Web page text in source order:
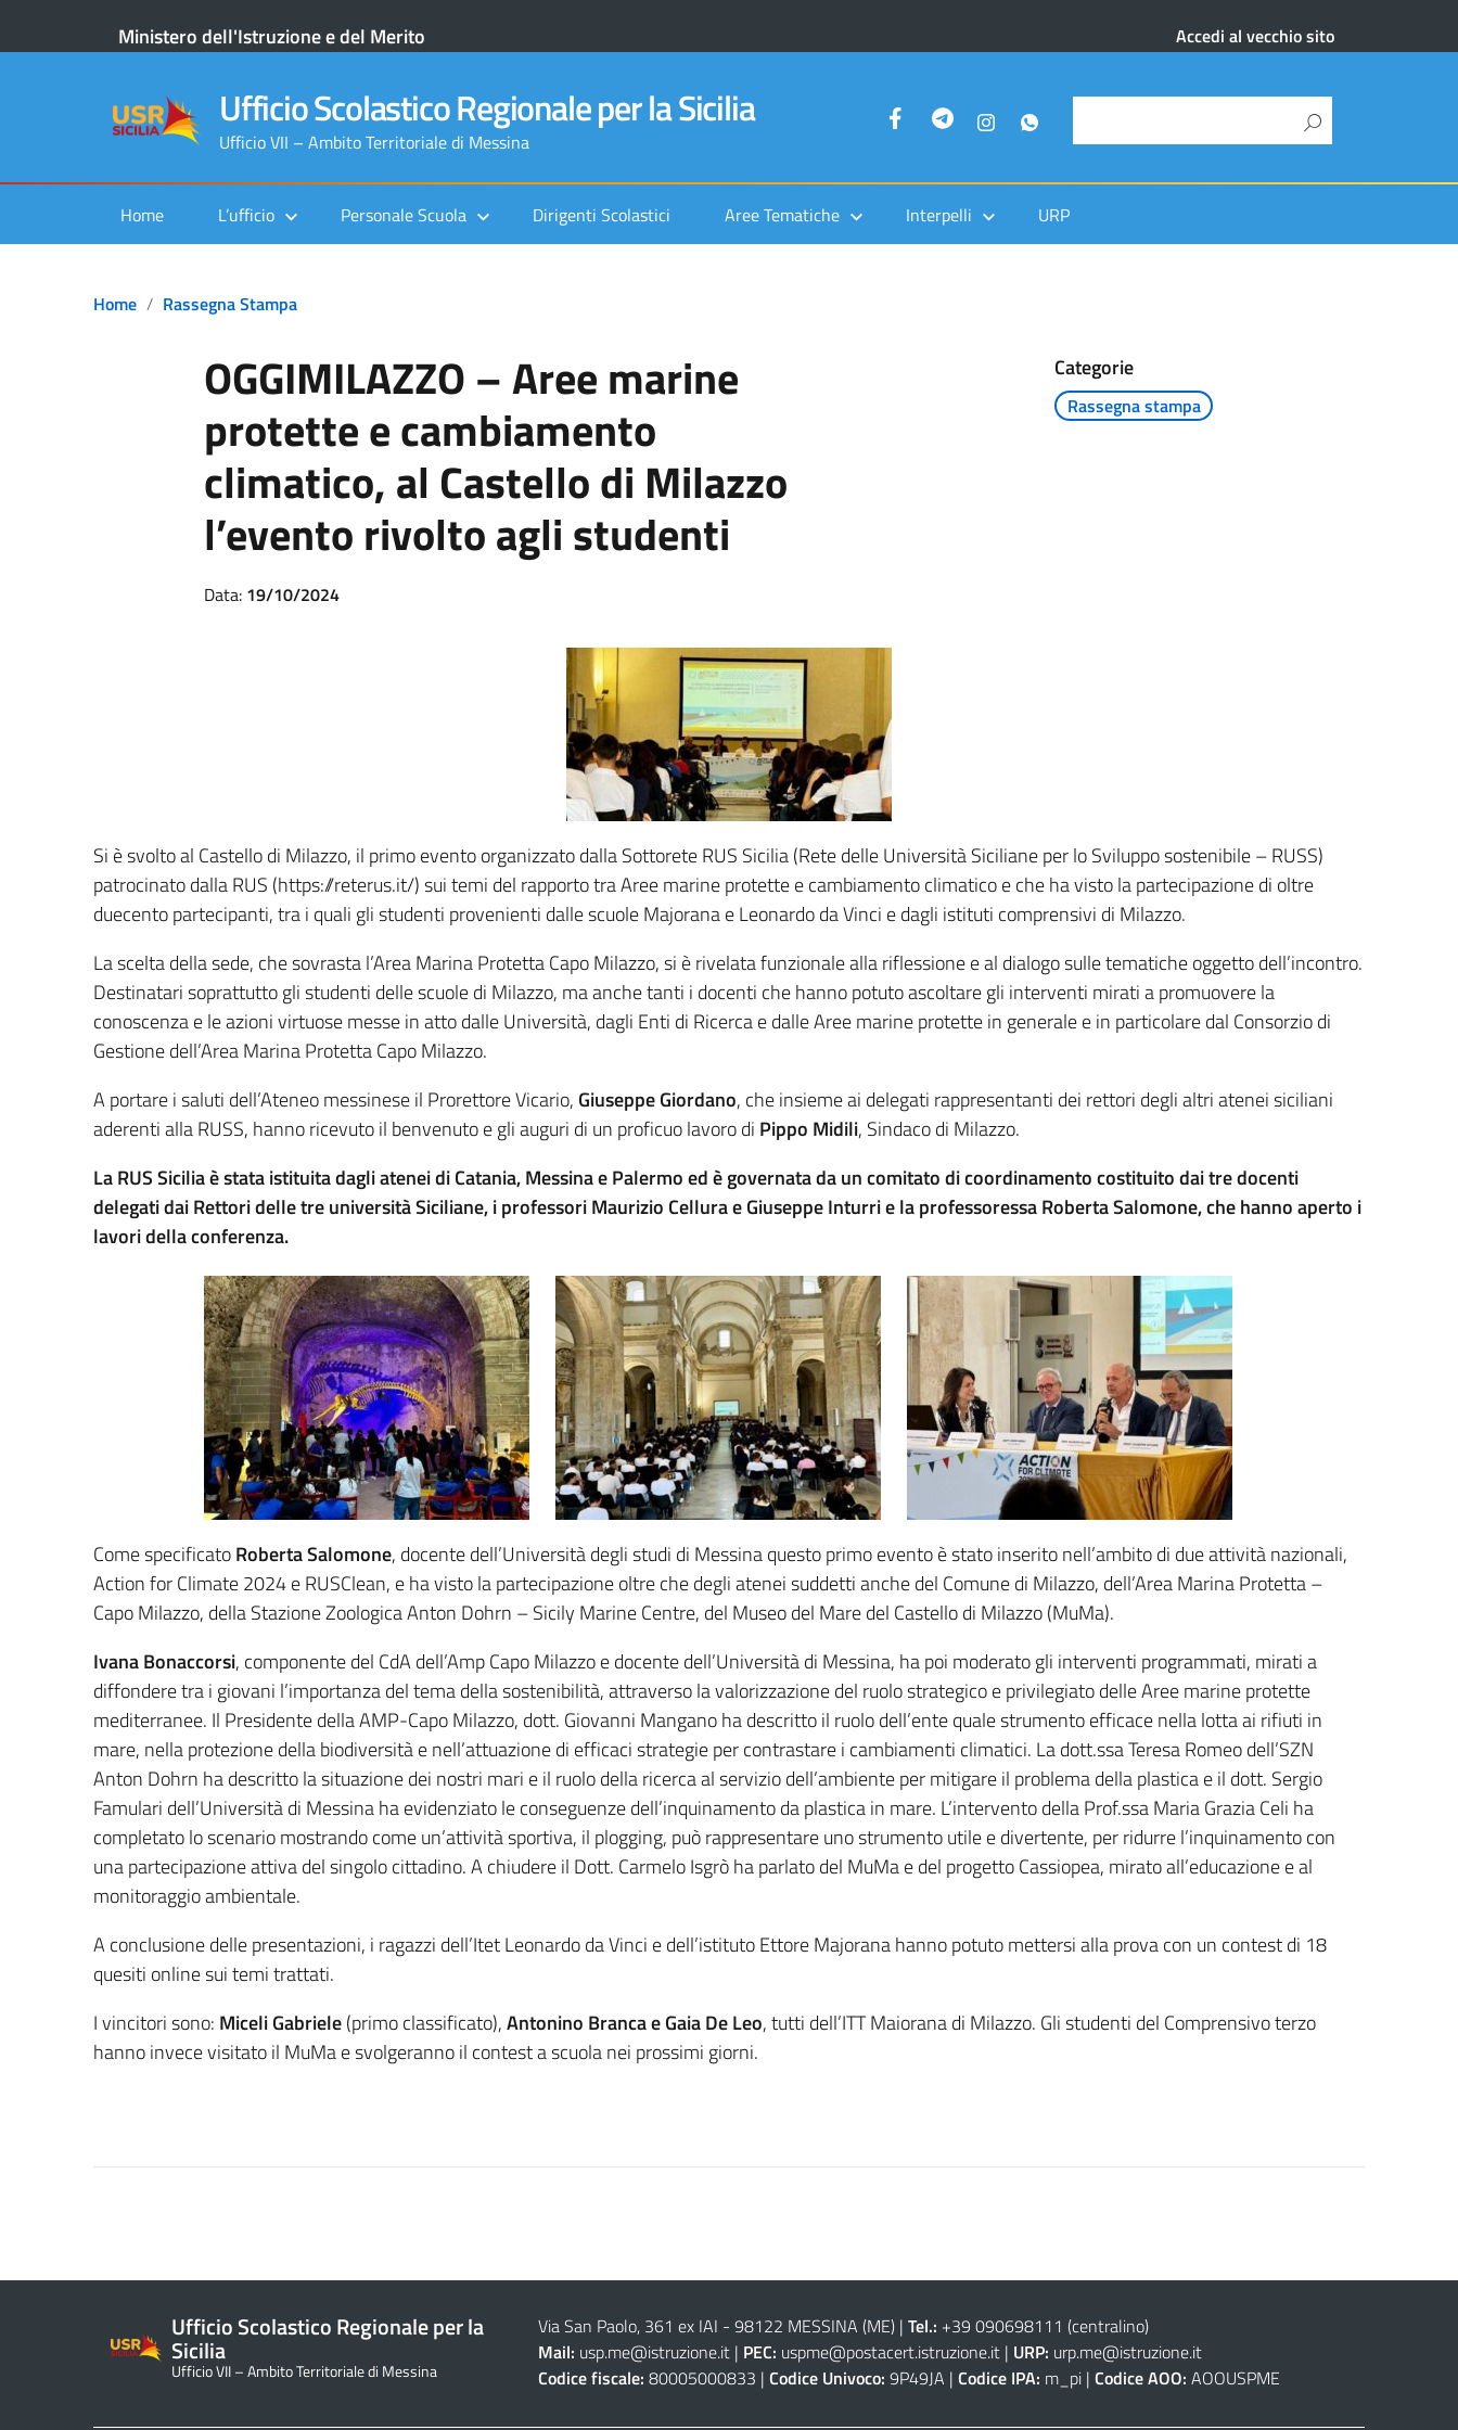
Ministero dell'Istruzione e del Merito Accedi al vecchio sito
Ufficio Scolastico Regionale per la Sicilia
Ufficio VII – Ambito Territoriale di Messina
Home L’ufficio Personale Scuola Dirigenti Scolastici Aree Tematiche Interpelli URP
Home Rassegna Stampa
OGGIMILAZZO – Aree marine
protette e cambiamento
climatico, al Castello di Milazzo
l’evento rivolto agli studenti
Categorie
Rassegna stampa
Data: 19/10/2024
Si è svolto al Castello di Milazzo, il primo evento organizzato dalla Sottorete RUS Sicilia (Rete delle Università Siciliane per lo Sviluppo sostenibile – RUSS)
patrocinato dalla RUS (https://reterus.it/) sui temi del rapporto tra Aree marine protette e cambiamento climatico e che ha visto la partecipazione di oltre
duecento partecipanti, tra i quali gli studenti provenienti dalle scuole Majorana e Leonardo da Vinci e dagli istituti comprensivi di Milazzo.
La scelta della sede, che sovrasta l’Area Marina Protetta Capo Milazzo, si è rivelata funzionale alla riflessione e al dialogo sulle tematiche oggetto dell’incontro.
Destinatari soprattutto gli studenti delle scuole di Milazzo, ma anche tanti i docenti che hanno potuto ascoltare gli interventi mirati a promuovere la
conoscenza e le azioni virtuose messe in atto dalle Università, dagli Enti di Ricerca e dalle Aree marine protette in generale e in particolare dal Consorzio di
Gestione dell’Area Marina Protetta Capo Milazzo.
A portare i saluti dell’Ateneo messinese il Prorettore Vicario, Giuseppe Giordano, che insieme ai delegati rappresentanti dei rettori degli altri atenei siciliani
aderenti alla RUSS, hanno ricevuto il benvenuto e gli auguri di un proficuo lavoro di Pippo Midili, Sindaco di Milazzo.
La RUS Sicilia è stata istituita dagli atenei di Catania, Messina e Palermo ed è governata da un comitato di coordinamento costituito dai tre docenti
delegati dai Rettori delle tre università Siciliane, i professori Maurizio Cellura e Giuseppe Inturri e la professoressa Roberta Salomone, che hanno aperto i
lavori della conferenza.
Come specificatoRoberta Salomone, docente dell’Università degli studi di Messina questo primo evento è stato inserito nell’ambito di due attività nazionali,
Action for Climate 2024 e RUSClean, e ha visto la partecipazione oltre che degli atenei suddetti anche del Comune di Milazzo, dell’Area Marina Protetta –
Capo Milazzo, della Stazione Zoologica Anton Dohrn – Sicily Marine Centre, del Museo del Mare del Castello di Milazzo (MuMa).
Ivana Bonaccorsi, componente del CdA dell’Amp Capo Milazzo e docente dell’Università di Messina, ha poi moderato gli interventi programmati, mirati a
diffondere tra i giovani l’importanza del tema della sostenibilità, attraverso la valorizzazione del ruolo strategico e privilegiato delle Aree marine protette
mediterranee. Il Presidente della AMP-Capo Milazzo, dott. Giovanni Mangano ha descritto il ruolo dell’ente quale strumento efficace nella lotta ai rifiuti in
mare, nella protezione della biodiversità e nell’attuazione di efficaci strategie per contrastare i cambiamenti climatici. La dott.ssa Teresa Romeo dell’SZN
Anton Dohrn ha descritto la situazione dei nostri mari e il ruolo della ricerca al servizio dell’ambiente per mitigare il problema della plastica e il dott. Sergio
Famulari dell’Università di Messina ha evidenziato le conseguenze dell’inquinamento da plastica in mare. L’intervento della Prof.ssa Maria Grazia Celi ha
completato lo scenario mostrando come un’attività sportiva, il plogging, può rappresentare uno strumento utile e divertente, per ridurre l’inquinamento con
una partecipazione attiva del singolo cittadino. A chiudere il Dott. Carmelo Isgrò ha parlato del MuMa e del progetto Cassiopea, mirato all’educazione e al
monitoraggio ambientale.
A conclusione delle presentazioni, i ragazzi dell’Itet Leonardo da Vinci e dell’istituto Ettore Majorana hanno potuto mettersi alla prova con un contest di 18
quesiti online sui temi trattati.
I vincitori sono: Miceli Gabriele(primo classificato),Antonino Branca e Gaia De Leo, tutti dell’ITT Maiorana di Milazzo. Gli studenti del Comprensivo terzo
hanno invece visitato il MuMa e svolgeranno il contest a scuola nei prossimi giorni.
Ufficio Scolastico Regionale per la
Sicilia
Ufficio VII – Ambito Territoriale di Messina
Via San Paolo, 361 ex IAI - 98122 MESSINA (ME)| Tel.: +39 090698111 (centralino)
Mail: usp.me@istruzione.it| PEC: uspme@postacert.istruzione.it| URP: urp.me@istruzione.it
Codice fiscale: 80005000833 | Codice Univoco: 9P49JA | Codice IPA: m_pi | Codice AOO: AOOUSPME